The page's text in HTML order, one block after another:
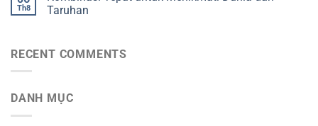
Th8
Taruhan
RECENT COMMENTS
DANH MỤC